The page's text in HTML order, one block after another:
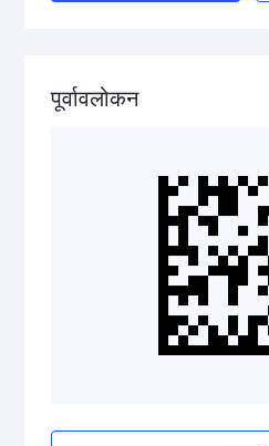
GS1 Digital Link Data Matrix
पूर्वावलोकन